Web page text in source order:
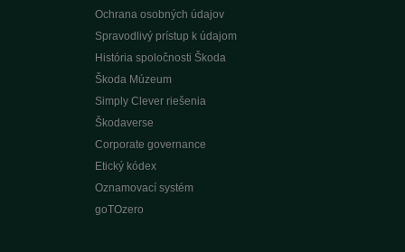
Ochrana osobných údajov
Spravodlivý prístup k údajom
História spoločnosti Škoda
Škoda Múzeum
Simply Clever riešenia
Škodaverse
Corporate governance
Etický kódex
Oznamovací systém
goTOzero